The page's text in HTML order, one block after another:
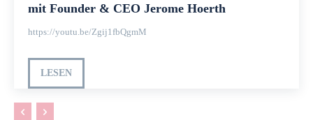
mit Founder & CEO Jerome Hoerth
https://youtu.be/Zgij1fbQgmM
LESEN